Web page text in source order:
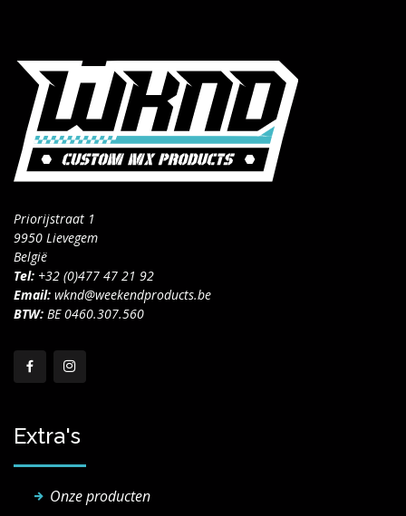
Priorijstraat 1
9950 Lievegem
België
Tel: +32 (0)477 47 21 92
Email: wknd@weekendproducts.be
BTW: BE 0460.307.560
Extra's
Onze producten